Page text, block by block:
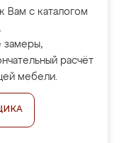
Вам с каталогом
замеры,
расчёт
мебели.